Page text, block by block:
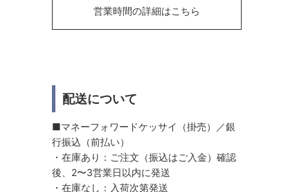
営業時間の詳細はこちら
配送について
■マネーフォワードケッサイ（掛売）／銀
行振込（前払い）
・在庫あり：ご注文（振込はご入金）確認
後、2〜3営業日以内に発送
・在庫なし：入荷次第発送